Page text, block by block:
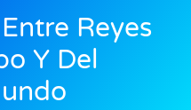
Reyes
Y Del